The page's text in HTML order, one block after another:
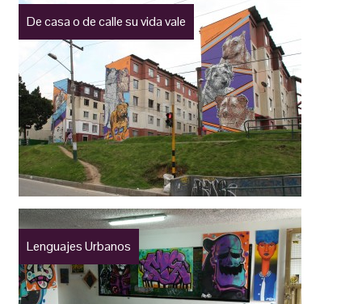
De casa o de calle su vida vale
Lenguajes Urbanos